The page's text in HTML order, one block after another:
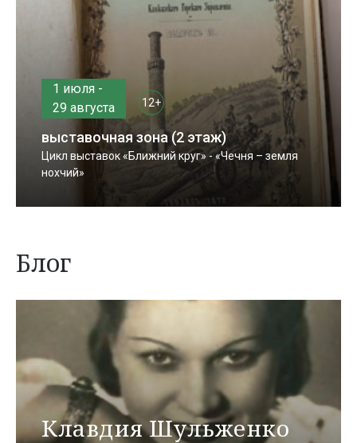
1 июля -
29 августа
12+
выставочная зона (2 этаж)
Цикл выставок «Ближний круг» - «Чечня – земля
нохчий»
Блог
Клавдия Шульженко